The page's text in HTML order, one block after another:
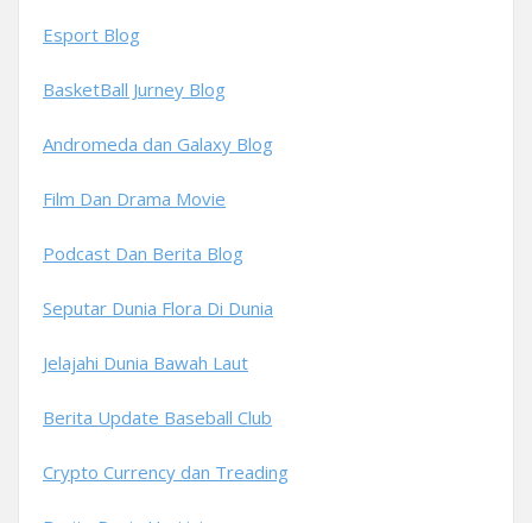
Esport Blog
BasketBall Jurney Blog
Andromeda dan Galaxy Blog
Film Dan Drama Movie
Podcast Dan Berita Blog
Seputar Dunia Flora Di Dunia
Jelajahi Dunia Bawah Laut
Berita Update Baseball Club
Crypto Currency dan Treading